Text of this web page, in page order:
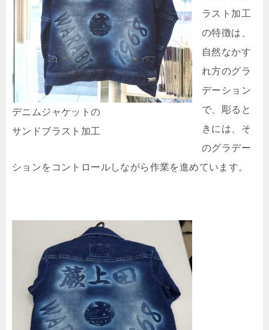
デニムジャケットの
サンドブラスト加工
ラスト加工
の特徴は、
自然なかす
れ方のグラ
デーション
で、彫ると
きには、そ
のグラデー
ションをコントロールしながら作業を進めています。